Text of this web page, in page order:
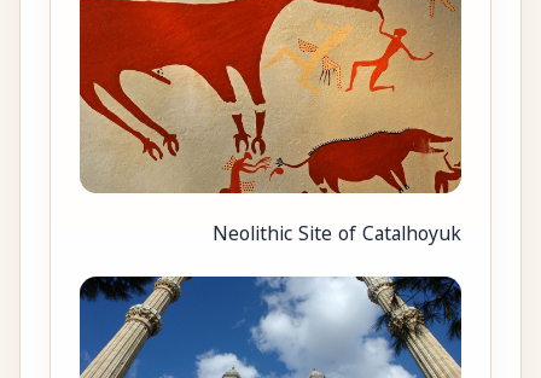
Neolithic Site of Catalhoyuk